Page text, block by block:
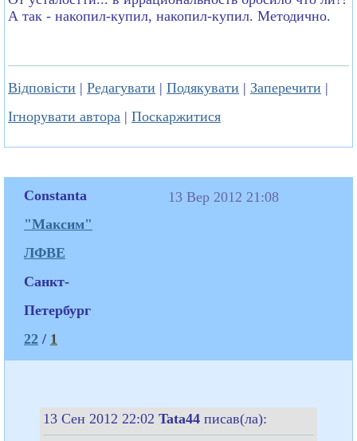
А так - накопил-купил, накопил-купил. Методично.
Відповісти | Редагувати | Подякувати | Заперечити |
Ігнорувати автора | Поскаржитися
Constanta
"Максим"
ЛФВЕ
Санкт-
Петербург
22 / 1
13 Вер 2012 21:08
13 Сен 2012 22:02 Tata44 писав(ла):